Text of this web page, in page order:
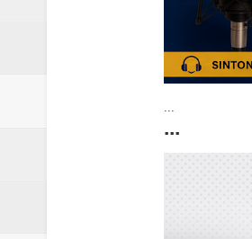
...
...